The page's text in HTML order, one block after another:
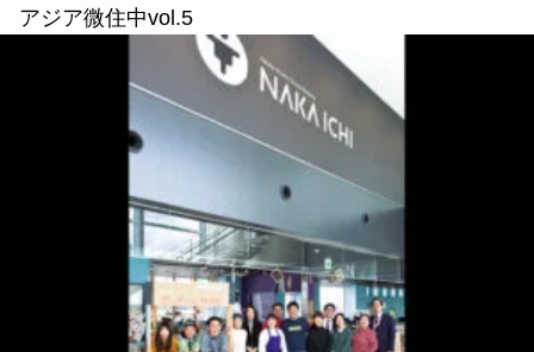
アジア微住中vol.5